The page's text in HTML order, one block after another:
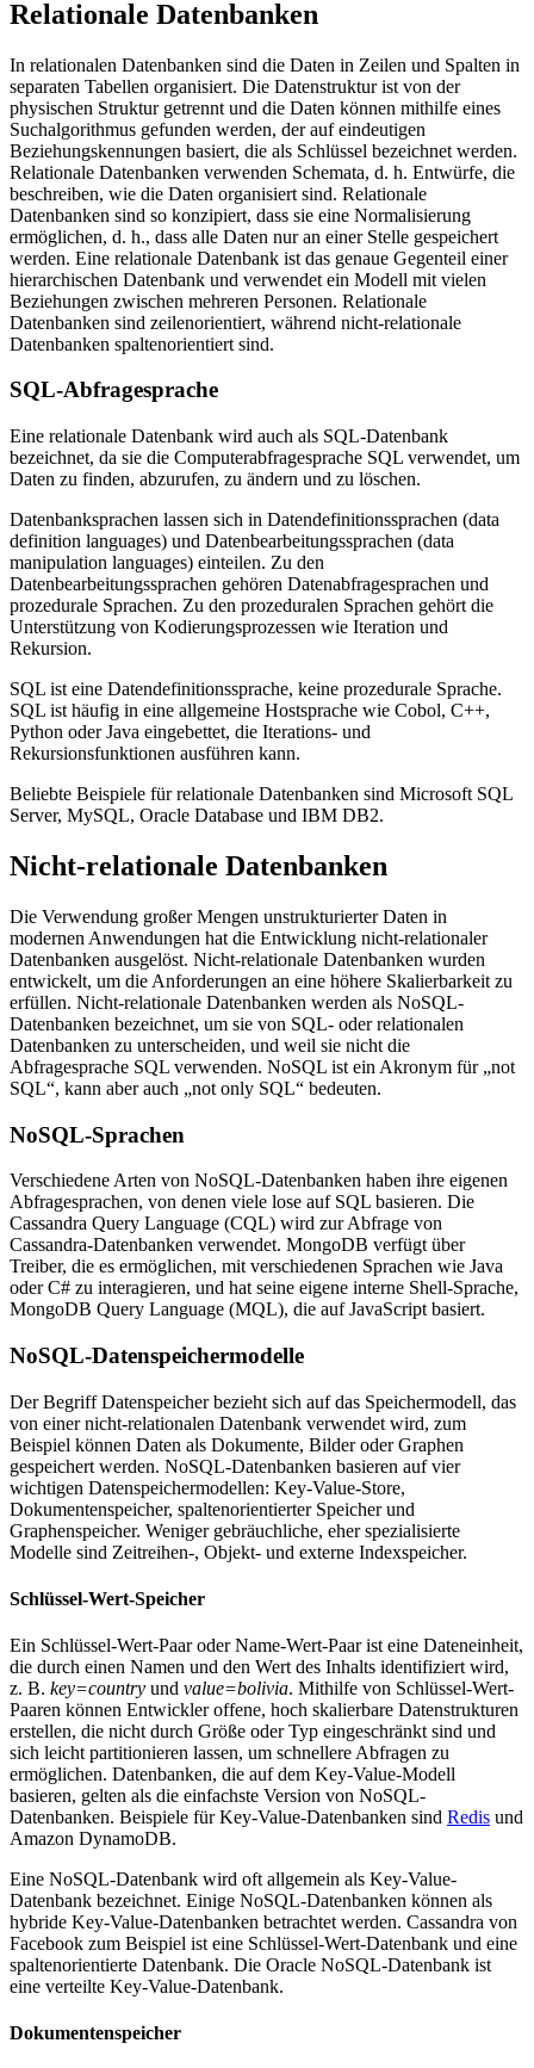
Relationale Datenbanken
In relationalen Datenbanken sind die Daten in Zeilen und Spalten in
separaten Tabellen organisiert. Die Datenstruktur ist von der
physischen Struktur getrennt und die Daten können mithilfe eines
Suchalgorithmus gefunden werden, der auf eindeutigen
Beziehungskennungen basiert, die als Schlüssel bezeichnet werden.
Relationale Datenbanken verwenden Schemata, d. h. Entwürfe, die
beschreiben, wie die Daten organisiert sind. Relationale
Datenbanken sind so konzipiert, dass sie eine Normalisierung
ermöglichen, d. h., dass alle Daten nur an einer Stelle gespeichert
werden. Eine relationale Datenbank ist das genaue Gegenteil einer
hierarchischen Datenbank und verwendet ein Modell mit vielen
Beziehungen zwischen mehreren Personen. Relationale
Datenbanken sind zeilenorientiert, während nicht-relationale
Datenbanken spaltenorientiert sind.
SQL-Abfragesprache
Eine relationale Datenbank wird auch als SQL-Datenbank
bezeichnet, da sie die Computerabfragesprache SQL verwendet, um
Daten zu finden, abzurufen, zu ändern und zu löschen.
Datenbanksprachen lassen sich in Datendefinitionssprachen (data
definition languages) und Datenbearbeitungssprachen (data
manipulation languages) einteilen. Zu den
Datenbearbeitungssprachen gehören Datenabfragesprachen und
prozedurale Sprachen. Zu den prozeduralen Sprachen gehört die
Unterstützung von Kodierungsprozessen wie Iteration und
Rekursion.
SQL ist eine Datendefinitionssprache, keine prozedurale Sprache.
SQL ist häufig in eine allgemeine Hostsprache wie Cobol, C++,
Python oder Java eingebettet, die Iterations- und
Rekursionsfunktionen ausführen kann.
Beliebte Beispiele für relationale Datenbanken sind Microsoft SQL
Server, MySQL, Oracle Database und IBM DB2.
Nicht-relationale Datenbanken
Die Verwendung großer Mengen unstrukturierter Daten in
modernen Anwendungen hat die Entwicklung nicht-relationaler
Datenbanken ausgelöst. Nicht-relationale Datenbanken wurden
entwickelt, um die Anforderungen an eine höhere Skalierbarkeit zu
erfüllen. Nicht-relationale Datenbanken werden als NoSQL-
Datenbanken bezeichnet, um sie von SQL- oder relationalen
Datenbanken zu unterscheiden, und weil sie nicht die
Abfragesprache SQL verwenden. NoSQL ist ein Akronym für „not
SQL“, kann aber auch „not only SQL“ bedeuten.
NoSQL-Sprachen
Verschiedene Arten von NoSQL-Datenbanken haben ihre eigenen
Abfragesprachen, von denen viele lose auf SQL basieren. Die
Cassandra Query Language (CQL) wird zur Abfrage von
Cassandra-Datenbanken verwendet. MongoDB verfügt über
Treiber, die es ermöglichen, mit verschiedenen Sprachen wie Java
oder C# zu interagieren, und hat seine eigene interne Shell-Sprache,
MongoDB Query Language (MQL), die auf JavaScript basiert.
NoSQL-Datenspeichermodelle
Der Begriff Datenspeicher bezieht sich auf das Speichermodell, das
von einer nicht-relationalen Datenbank verwendet wird, zum
Beispiel können Daten als Dokumente, Bilder oder Graphen
gespeichert werden. NoSQL-Datenbanken basieren auf vier
wichtigen Datenspeichermodellen: Key-Value-Store,
Dokumentenspeicher, spaltenorientierter Speicher und
Graphenspeicher. Weniger gebräuchliche, eher spezialisierte
Modelle sind Zeitreihen-, Objekt- und externe Indexspeicher.
Schlüssel-Wert-Speicher
Ein Schlüssel-Wert-Paar oder Name-Wert-Paar ist eine Dateneinheit,
die durch einen Namen und den Wert des Inhalts identifiziert wird,
z. B. key=country und value=bolivia. Mithilfe von Schlüssel-Wert-
Paaren können Entwickler offene, hoch skalierbare Datenstrukturen
erstellen, die nicht durch Größe oder Typ eingeschränkt sind und
sich leicht partitionieren lassen, um schnellere Abfragen zu
ermöglichen. Datenbanken, die auf dem Key-Value-Modell
basieren, gelten als die einfachste Version von NoSQL-
Datenbanken. Beispiele für Key-Value-Datenbanken sind Redis und
Amazon DynamoDB.
Eine NoSQL-Datenbank wird oft allgemein als Key-Value-
Datenbank bezeichnet. Einige NoSQL-Datenbanken können als
hybride Key-Value-Datenbanken betrachtet werden. Cassandra von
Facebook zum Beispiel ist eine Schlüssel-Wert-Datenbank und eine
spaltenorientierte Datenbank. Die Oracle NoSQL-Datenbank ist
eine verteilte Key-Value-Datenbank.
Dokumentenspeicher